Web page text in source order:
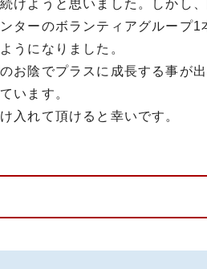
けようと思いました。しかし
ーのボランティアグループ1
うになりました。
お陰でプラスに成長する事が
います。
入れて頂けると幸いです。